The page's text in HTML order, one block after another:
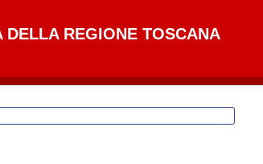
DELLA REGIONE TOSCANA